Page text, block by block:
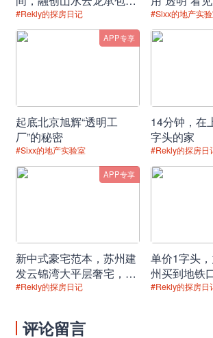
单位国内生产总值能耗降低3%
粮食产量保持在1.3万亿斤以上
财政：今年赤字率拟按3.2%左
减税：将小规模纳税人增值税起
额10万元提高到15万元
创新：以“十年磨一剑”精神在关
现重大突破
的理想生活
#Rekly的探房日记 #Sixx的地产实
APP专享
起底北京旭辉“透明工
厂”的秘密
#Sixx的地产实验室
14分钟，在
字头的家
#Rekly的探房日
APP专享
新中式豪宅范本，苏州建
发云锦湾大平层奢宅，品
位盛泽园林理想居所！
#Rekly的探房日记
单价1字头
州买到地铁
#Rekly的探房日
评论留言